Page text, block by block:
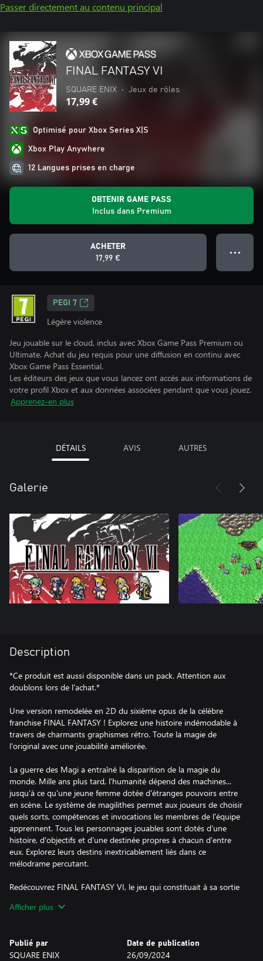
Passer directement au contenu principal
FINAL FANTASY VI
SQUARE ENIX • Jeux de rôles
17,99 €
Optimisé pour Xbox Series X|S
Xbox Play Anywhere
12 Langues prises en charge
OBTENIR GAME PASS
Inclus dans Premium
ACHETER
17,99 €
● ● ●
PEGI 7
Légère violence
Jeu jouable sur le cloud, inclus avec Xbox Game Pass Premium ou
Ultimate. Achat du jeu requis pour une diffusion en continu avec
Xbox Game Pass Essential.
Les éditeurs des jeux que vous lancez ont accès aux informations de
votre profil Xbox et aux données associées pendant que vous jouez.
Apprenez-en plus
DÉTAILS AVIS AUTRES
Galerie
Description
*Ce produit est aussi disponible dans un pack. Attention aux
doublons lors de l'achat.*
Une version remodelée en 2D du sixième opus de la célèbre
franchise FINAL FANTASY ! Explorez une histoire indémodable à
travers de charmants graphismes rétro. Toute la magie de
l'original avec une jouabilité améliorée.
La guerre des Magi a entraîné la disparition de la magie du
monde. Mille ans plus tard, l'humanité dépend des machines...
jusqu'à ce qu'une jeune femme dotée d'étranges pouvoirs entre
en scène. Le système de magilithes permet aux joueurs de choisir
quels sorts, compétences et invocations les membres de l'équipe
apprennent. Tous les personnages jouables sont dotés d'une
histoire, d'objectifs et d'une destinée propres à chacun d'entre
eux. Explorez leurs destins inextricablement liés dans ce
mélodrame percutant.
Redécouvrez FINAL FANTASY VI, le jeu qui constituait à sa sortie
critique !
■ De retour avec de magnifiques nouveaux graphismes et une
Afficher plus
Publié par
SQUARE ENIX
Date de publication
26/09/2024